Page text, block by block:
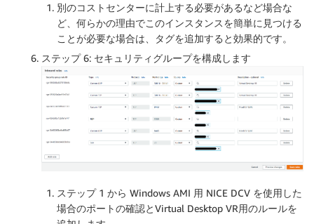
別のコストセンターに計上する必要があるなど場合な
ど、何らかの理由でこのインスタンスを簡単に見つける
ことが必要な場合は、タグを追加すると効果的です。
ステップ 6: セキュリティグループを構成します
ステップ 1 から Windows AMI 用 NICE DCV を使用した
場合のポートの確認とVirtual Desktop VR用のルールを